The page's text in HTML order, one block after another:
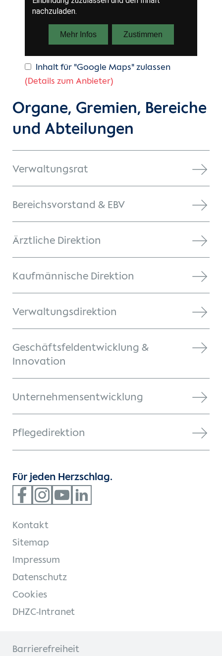
Inhalt für "Google Maps" zulassen
(Details zum Anbieter)
Organe, Gremien, Bereiche
und Abteilungen
Verwaltungsrat
Bereichsvorstand & EBV
Ärztliche Direktion
Kaufmännische Direktion
Verwaltungsdirektion
Geschäftsfeldentwicklung &
Innovation
Unternehmensentwicklung
Pflegedirektion
Für jeden Herzschlag.
Kontakt
Sitemap
Impressum
Datenschutz
Cookies
DHZC-Intranet
Barrierefreiheit